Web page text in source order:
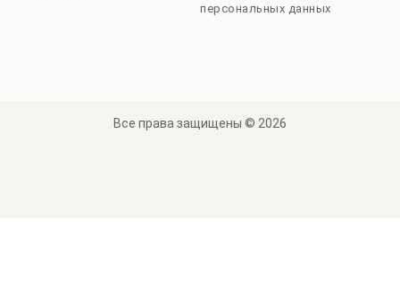
персональных данных
Все права защищены © 2026